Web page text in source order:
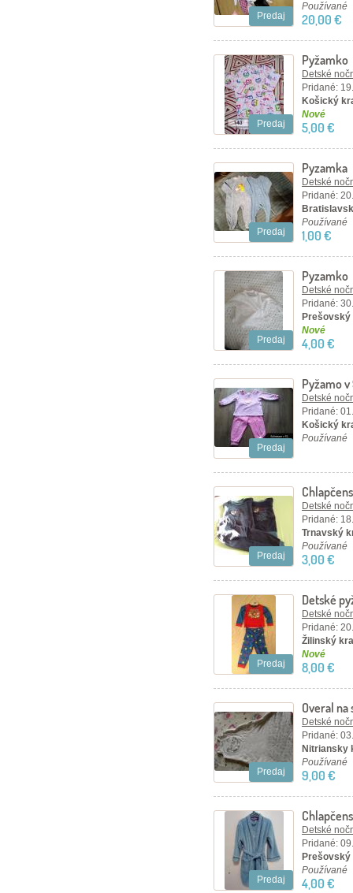
Predaj
Používané
20,00 €
Predaj
Pyžamko
Detské
Pridané:
Košický
Nové
5,00 €
Predaj
Pyzamka
Detské
Pridané:
Používané
1,00 €
Predaj
Pyzamko
Detské
Pridané:
Prešovský
Nové
4,00 €
Predaj
Pyžamo
Detské
Pridané:
Košický
Používané
Predaj
Detské
Pridané:
Trnavský
Používané
3,00 €
Predaj
Detské
Detské
Pridané:
Žilinský
Nové
8,00 €
Predaj
Overal na
Detské
Pridané:
Nitriansky
Používané
9,00 €
Predaj
Detské
Pridané:
Prešovský
Používané
4,00 €